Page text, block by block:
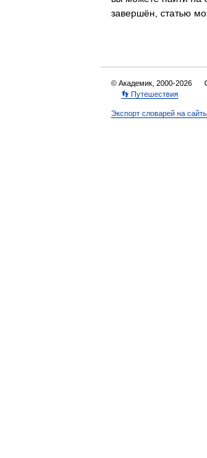
завершён, статью
© Академик, 2000-2026
👣 Путешествия
Экспорт словарей на